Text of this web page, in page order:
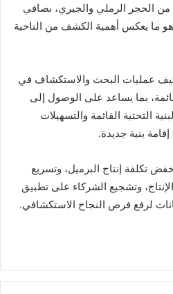
الحجر الرملي والجيري، بصافي
يبلغ 400 قدم، وهو ما يعكس أهمية الكشف من الناحية
عمليات البحث والاستكشاف في
بما يساعد على الوصول إلى
التحتية القائمة والتسهيلات
إقامة بنية جديدة.
تكلفة إنتاج البرميل، وتسريع
وتشجيع الشركاء على تطبيق
لرفع فرص النجاح الاستكشافي.